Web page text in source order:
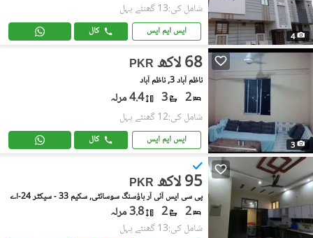
4
شامل کی:13 گھنٹے پہل
ایس ایم ایس کال
3
PKR 68 لاکھ
ناظم آباد 3, ناظم آباد
2
3 4.4 مرلہ
شامل کی:12 گھنٹے پہل
ایس ایم ایس کال
PKR 95 لاکھ
پی سی ایس آئی آر ہاؤسنگ سوسائٹی, سکیم 33 - سیکٹر 24-اے
2
2 3.8 مرلہ
شامل کی:13 گھنٹے پہل